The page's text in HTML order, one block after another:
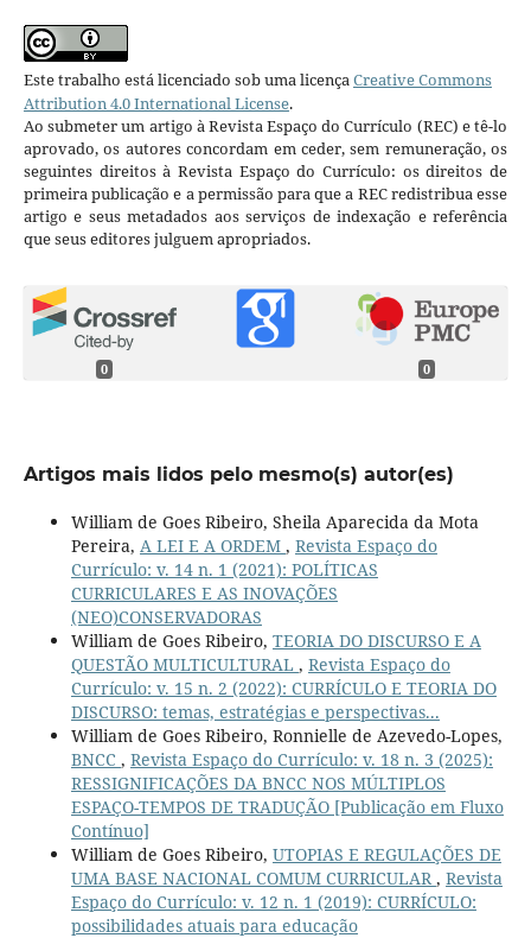
Este trabalho está licenciado sob uma licençaCreative Commons
Attribution 4.0 International License.
Ao submeter um artigo à Revista Espaço do Currículo (REC) e tê-lo
aprovado, os autores concordam em ceder, sem remuneração, os
seguintes direitos à Revista Espaço do Currículo: os direitos de
primeira publicação e a permissão para que a REC redistribua esse
artigo e seus metadados aos serviços de indexação e referência
que seus editores julguem apropriados.
0 0
Artigos mais lidos pelo mesmo(s) autor(es)
William de Goes Ribeiro, Sheila Aparecida da Mota
Pereira, A LEI E A ORDEM , Revista Espaço do
Currículo: v. 14 n. 1 (2021): POLÍTICAS
CURRICULARES E AS INOVAÇÕES
(NEO)CONSERVADORAS
William de Goes Ribeiro, TEORIA DO DISCURSO E A
QUESTÃO MULTICULTURAL , Revista Espaço do
Currículo: v. 15 n. 2 (2022): CURRÍCULO E TEORIA DO
DISCURSO: temas, estratégias e perspectivas...
William de Goes Ribeiro, Ronnielle de Azevedo-Lopes,
BNCC , Revista Espaço do Currículo: v. 18 n. 3 (2025):
RESSIGNIFICAÇÕES DA BNCC NOS MÚLTIPLOS
ESPAÇO-TEMPOS DE TRADUÇÃO [Publicação em Fluxo
Contínuo]
William de Goes Ribeiro, UTOPIAS E REGULAÇÕES DE
UMA BASE NACIONAL COMUM CURRICULAR, Revista
Espaço do Currículo: v. 12 n. 1 (2019): CURRÍCULO:
possibilidades atuais para educação